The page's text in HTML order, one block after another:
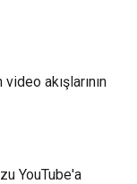
akışlarının
YouTube'a